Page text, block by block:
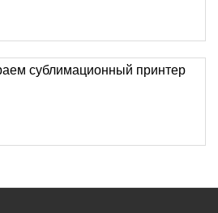
сублимационный принтер